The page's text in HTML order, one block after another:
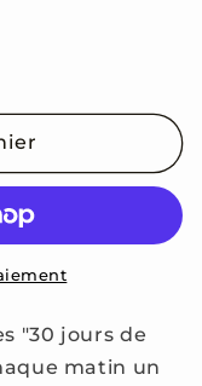
"30 jours de
matin un